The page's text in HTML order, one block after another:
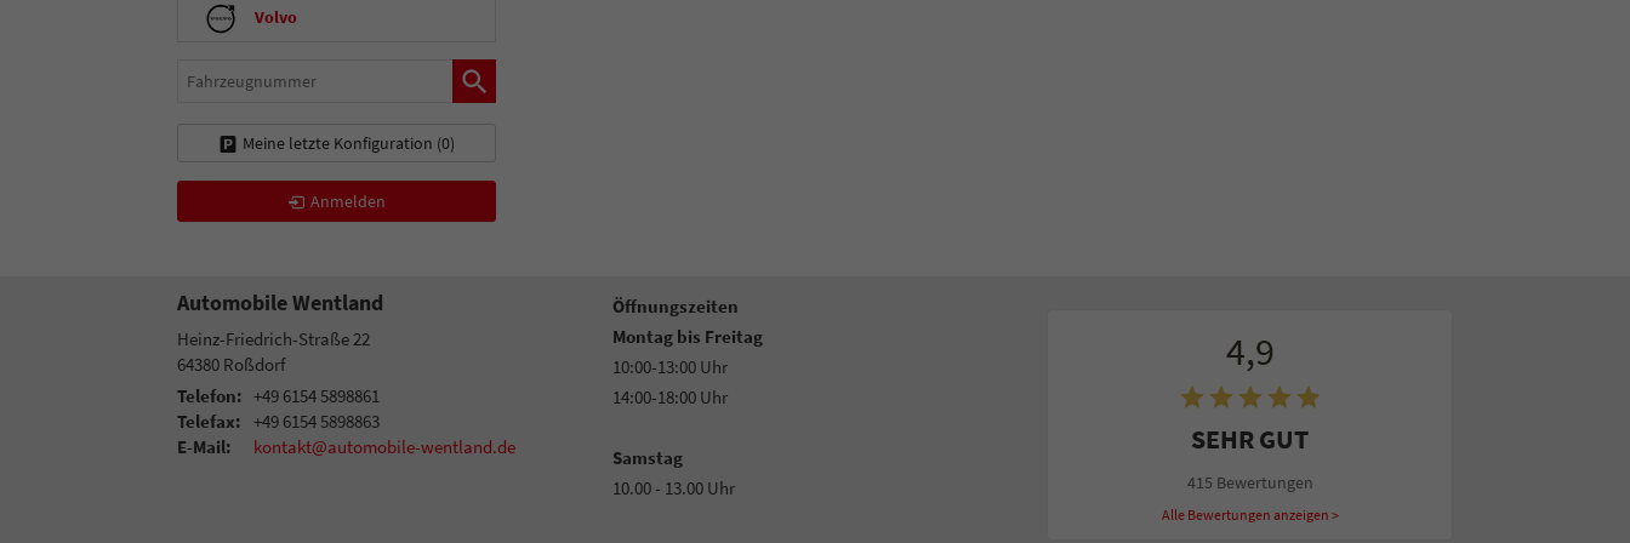
Volvo
Fahrzeugnummer
Meine letzte Konfiguration (0)
Anmelden
Automobile Wentland
Heinz-Friedrich-Straße 22
64380 Roßdorf
Telefon: +49 6154 5898861
Telefax: +49 6154 5898863
E-Mail:
kontakt@automobile-wentland.de
Öffnungszeiten
Montag bis Freitag
10:00-13:00 Uhr
14:00-18:00 Uhr
Samstag
10.00 - 13.00 Uhr
4,9
SEHR GUT
415 Bewertungen
Alle Bewertungen anzeigen >